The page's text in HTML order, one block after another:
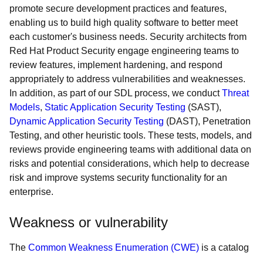
promote secure development practices and features,
enabling us to build high quality software to better meet
each customer's business needs. Security architects from
Red Hat Product Security engage engineering teams to
review features, implement hardening, and respond
appropriately to address vulnerabilities and weaknesses.
In addition, as part of our SDL process, we conductThreat
Models, Static Application Security Testing (SAST),
Dynamic Application Security Testing (DAST), Penetration
Testing, and other heuristic tools. These tests, models, and
reviews provide engineering teams with additional data on
risks and potential considerations, which help to decrease
risk and improve systems security functionality for an
enterprise.
Weakness or vulnerability
The Common Weakness Enumeration (CWE) is a catalog